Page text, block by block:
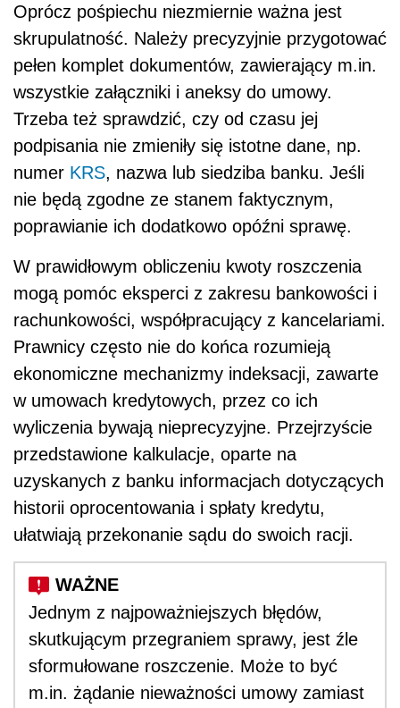
Oprócz pośpiechu niezmiernie ważna jest
skrupulatność. Należy precyzyjnie przygotować
pełen komplet dokumentów, zawierający m.in.
wszystkie załączniki i aneksy do umowy.
Trzeba też sprawdzić, czy od czasu jej
podpisania nie zmieniły się istotne dane, np.
numer KRS, nazwa lub siedziba banku. Jeśli
nie będą zgodne ze stanem faktycznym,
poprawianie ich dodatkowo opóźni sprawę.
W prawidłowym obliczeniu kwoty roszczenia
mogą pomóc eksperci z zakresu bankowości i
rachunkowości, współpracujący z kancelariami.
Prawnicy często nie do końca rozumieją
ekonomiczne mechanizmy indeksacji, zawarte
w umowach kredytowych, przez co ich
wyliczenia bywają nieprecyzyjne. Przejrzyście
przedstawione kalkulacje, oparte na
uzyskanych z banku informacjach dotyczących
historii oprocentowania i spłaty kredytu,
ułatwiają przekonanie sądu do swoich racji.
Jednym z najpoważniejszych błędów,
skutkującym przegraniem sprawy, jest źle
sformułowane roszczenie. Może to być
m.in. żądanie nieważności umowy zamiast